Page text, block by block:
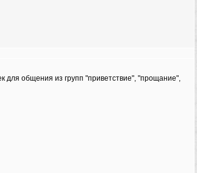
для общения из групп "приветствие", "прощание",